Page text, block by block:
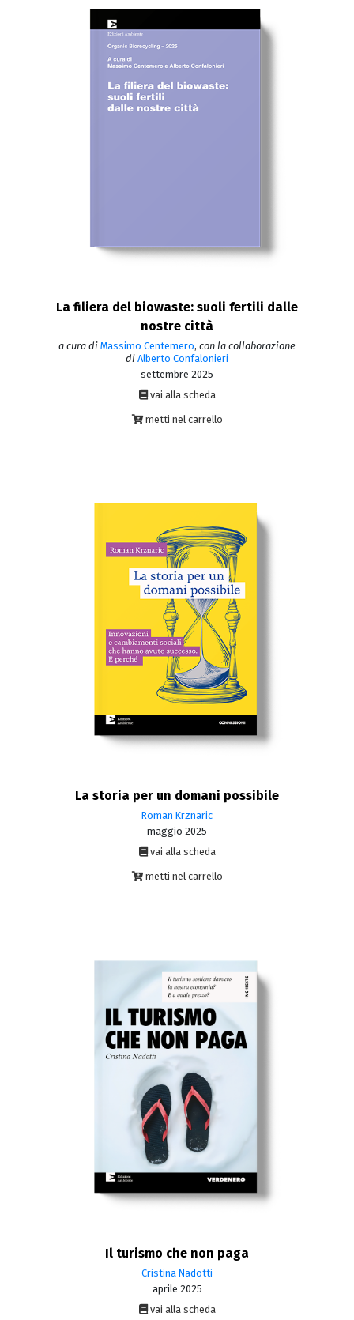
La filiera del biowaste: suoli fertili dalle
nostre città
a cura di Massimo Centemero, con la collaborazione
di Alberto Confalonieri
settembre 2025
vai alla scheda
metti nel carrello
La storia per un domani possibile
Roman Krznaric
maggio 2025
vai alla scheda
metti nel carrello
Il turismo che non paga
Cristina Nadotti
aprile 2025
vai alla scheda